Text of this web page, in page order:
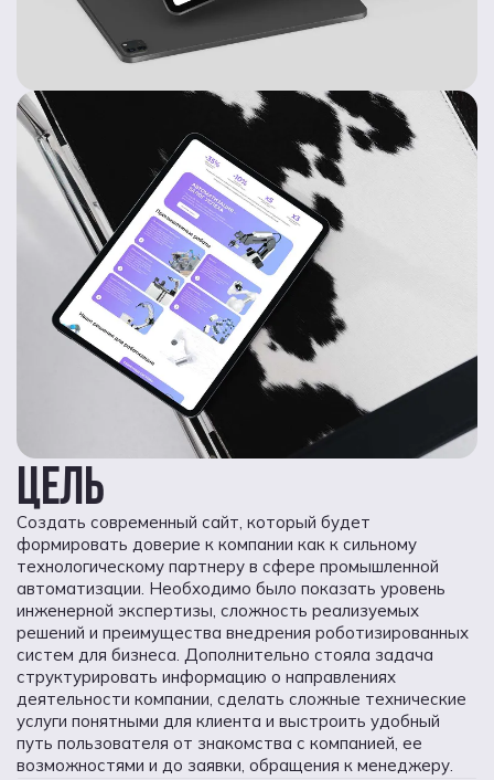
ЦЕЛЬ
Создать современный сайт, который будет
формировать доверие к компании как к сильному
технологическому партнеру в сфере промышленной
автоматизации. Необходимо было показать уровень
инженерной экспертизы, сложность реализуемых
решений и преимущества внедрения роботизированных
систем для бизнеса. Дополнительно стояла задача
структурировать информацию о направлениях
деятельности компании, сделать сложные технические
услуги понятными для клиента и выстроить удобный
путь пользователя от знакомства с компанией, ее
возможностями и до заявки, обращения к менеджеру.